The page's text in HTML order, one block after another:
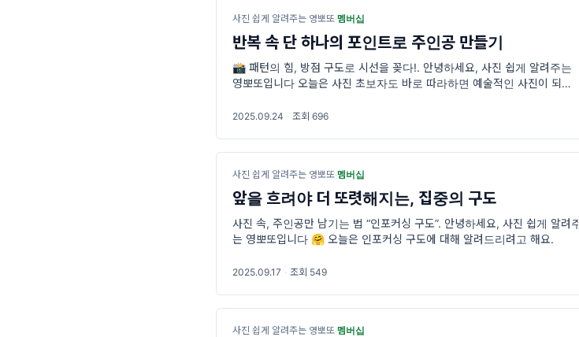
사진 쉽게 알려주는 영뽀또·멤버십
반복 속 단 하나의 포인트로 주인공 만들기
📸 패턴의 힘, 방점 구도로 시선을 꽂다!. 안녕하세요, 사진 쉽게 알려주는
영뽀또입니다 오늘은 사진 초보자도 바로 따라하면 예술적인 사진이 되는
2025.09.24 · 조회 696
사진 쉽게 알려주는 영뽀또·멤버십
앞을 흐려야 더 또렷해지는, 집중의 구도
사진 속, 주인공만 남기는 법 “인포커싱 구도”. 안녕하세요, 사진 쉽게 알려주
는 영뽀또입니다 🤗 오늘은 인포커싱 구도에 대해 알려드리려고 해요.
2025.09.17 · 조회 549
사진 쉽게 알려주는 영뽀또·멤버십